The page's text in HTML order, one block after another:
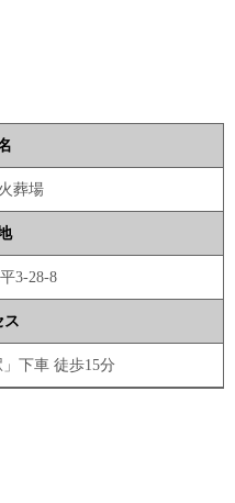
葬場
3-28-8
ス
下車 徒歩15分